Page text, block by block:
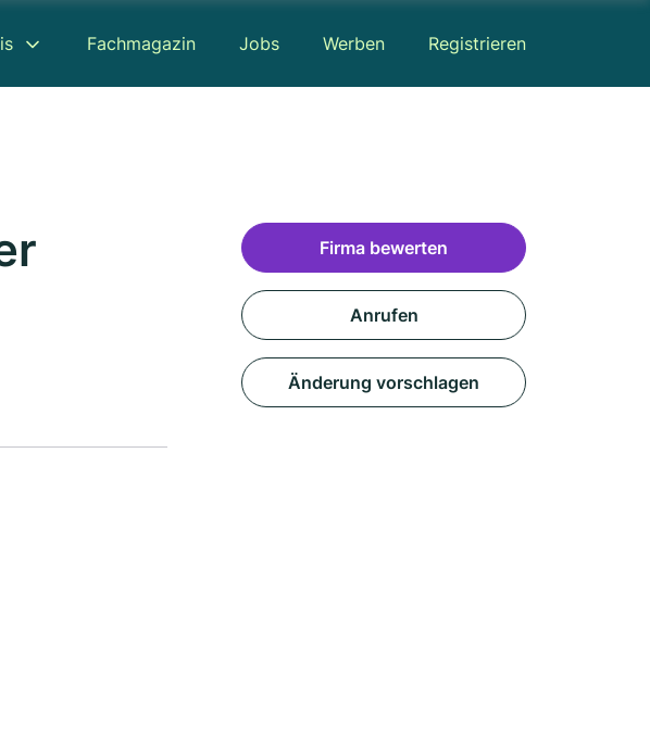
Fachmagazin Jobs Werben Registrieren
Firma bewerten
Anrufen
Änderung vorschlagen